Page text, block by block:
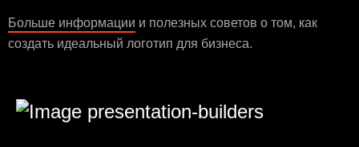
Больше информации и полезных советов о том, как
создать идеальный логотип для бизнеса.